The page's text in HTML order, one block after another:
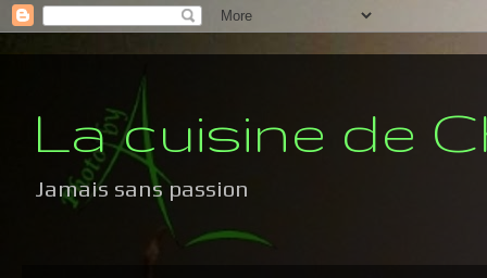
La cuisine de
Jamais sans passion